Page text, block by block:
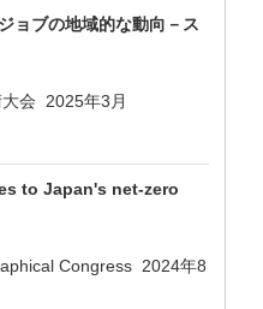
ョブの地域的な動向－ス
会 2025年3月
to Japan's net-zero
Congress 2024年8